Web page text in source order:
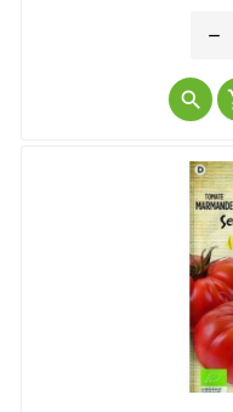
remove
